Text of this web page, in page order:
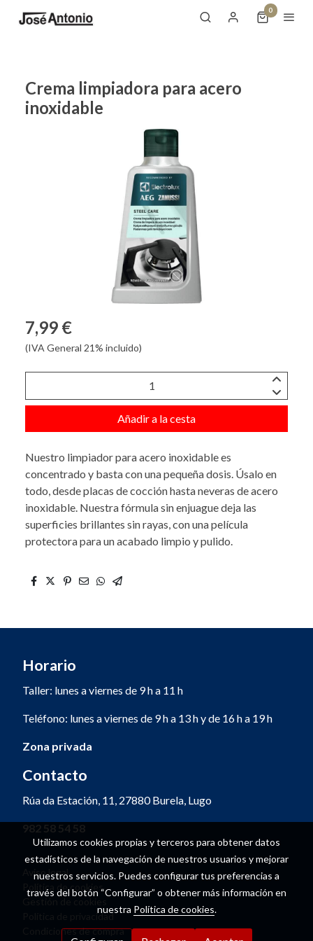
0
Crema limpiadora para acero
inoxidable
7,99 €
(IVA General 21% incluido)
Añadir a la cesta
Nuestro limpiador para acero inoxidable es
concentrado y basta con una pequeña dosis. Úsalo en
todo, desde placas de cocción hasta neveras de acero
inoxidable. Nuestra fórmula sin enjuague deja las
superficies brillantes sin rayas, con una película
protectora para un acabado limpio y pulido.
Horario
Taller: lunes a viernes de 9 h a 11 h
Teléfono: lunes a viernes de 9 h a 13 h y de 16 h a 19 h
Zona privada
Contacto
Rúa da Estación, 11, 27880 Burela, Lugo
982 58 54 58
Aviso legal
Política de cookies
Política de privacidad
Condiciones de compra
Utilizamos cookies propias y terceros para obtener datos
estadísticos de la navegación de nuestros usuarios y mejorar
nuestros servicios. Puedes configurar tus preferencias a
través del botón “Configurar” o obtener más información en
nuestra Política de cookies.